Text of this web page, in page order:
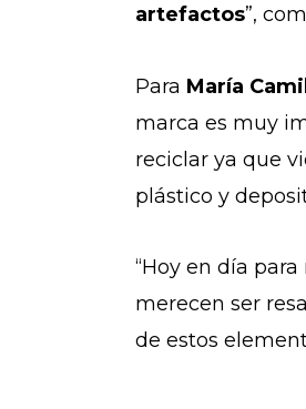
artefactos”,
Para María
marca es muy
reciclar ya que
plástico y
“Hoy en día
merecen ser
de estos